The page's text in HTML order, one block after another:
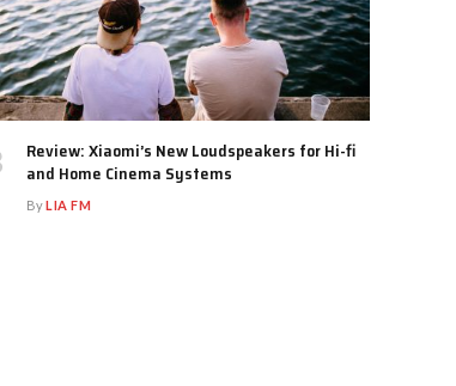
Review: Xiaomi’s New Loudspeakers for Hi-fi
and Home Cinema Systems
ByLIA FM